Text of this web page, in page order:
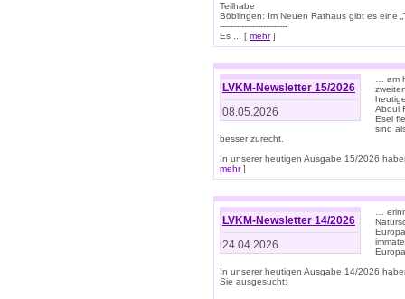
Teilhabe
Böblingen: Im Neuen Rathaus gibt es eine
-------------------------
Es ... [ mehr]
LVKM-Newsletter 15/2026
08.05.2026
… am
Abdul
Esel
sind
besser zurecht.
In unserer heutigen Ausgabe 15/2026
mehr]
LVKM-Newsletter 14/2026
24.04.2026
…
In unserer heutigen Ausgabe 14/2026
Sie ausgesucht: